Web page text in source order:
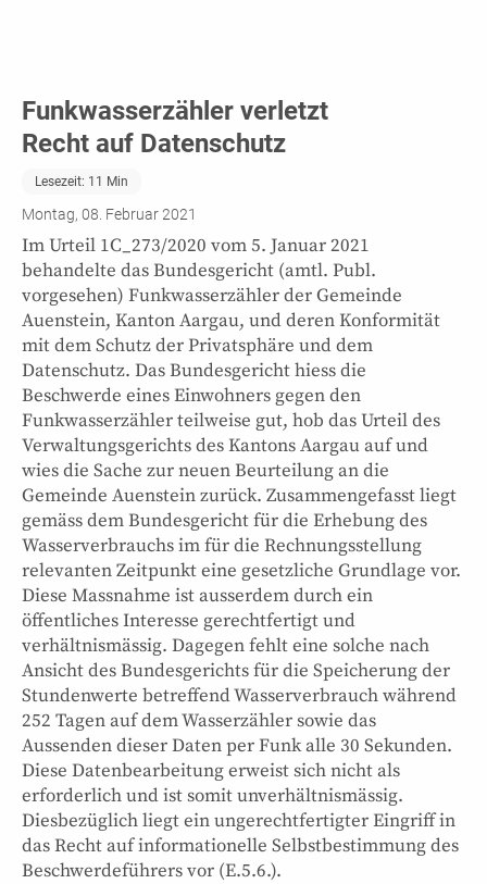
Funkwasserzähler verletzt
Recht auf Datenschutz
Lesezeit: 11 Min
Montag, 08. Februar 2021
Im Urteil 1C_273/2020 vom 5. Januar 2021
behandelte das Bundesgericht (amtl. Publ.
vorgesehen) Funkwasserzähler der Gemeinde
Auenstein, Kanton Aargau, und deren Konformität
mit dem Schutz der Privatsphäre und dem
Datenschutz. Das Bundesgericht hiess die
Beschwerde eines Einwohners gegen den
Funkwasserzähler teilweise gut, hob das Urteil des
Verwaltungsgerichts des Kantons Aargau auf und
wies die Sache zur neuen Beurteilung an die
Gemeinde Auenstein zurück. Zusammengefasst liegt
gemäss dem Bundesgericht für die Erhebung des
Wasserverbrauchs im für die Rechnungsstellung
relevanten Zeitpunkt eine gesetzliche Grundlage vor.
Diese Massnahme ist ausserdem durch ein
öffentliches Interesse gerechtfertigt und
verhältnismässig. Dagegen fehlt eine solche nach
Ansicht des Bundesgerichts für die Speicherung der
Stundenwerte betreffend Wasserverbrauch während
252 Tagen auf dem Wasserzähler sowie das
Aussenden dieser Daten per Funk alle 30 Sekunden.
Diese Datenbearbeitung erweist sich nicht als
erforderlich und ist somit unverhältnismässig.
Diesbezüglich liegt ein ungerechtfertigter Eingriff in
das Recht auf informationelle Selbstbestimmung des
Beschwerdeführers vor (E.5.6.).